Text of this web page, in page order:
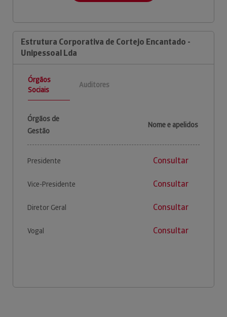
Estrutura Corporativa de Cortejo Encantado -
Unipessoal Lda
Órgãos
Sociais
Auditores
Órgãos de
Gestão
Nome e apelidos
Presidente Consultar
Vice-Presidente Consultar
Diretor Geral Consultar
Vogal Consultar